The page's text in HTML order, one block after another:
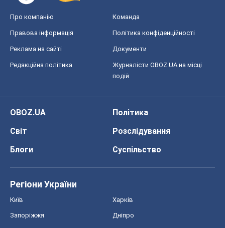
Про компанію Команда
Правова інформація Політика конфіденційності
Реклама на сайті Документи
Редакційна політика
Журналісти OBOZ.UA на місці
подій
OBOZ.UA
Політика
Світ
Розслідування
Блоги
Суспільство
Регіони України
Київ Харків
Запоріжжя Дніпро